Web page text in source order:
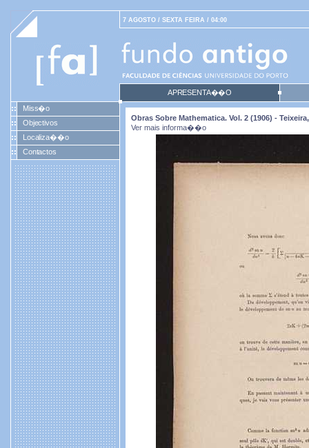
7 AGOSTO / SEXTA FEIRA / 04:00
APRESENTA��O
Miss�o
Objectivos
Localiza��o
Contactos
Obras Sobre Mathematica. Vol. 2 (1906) -
Ver mais informa��o